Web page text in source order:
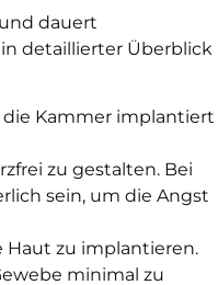
dauert
detaillierter Überblick
Kammer implantiert
zu gestalten. Bei
sein, um die Angst
zu implantieren.
minimal zu